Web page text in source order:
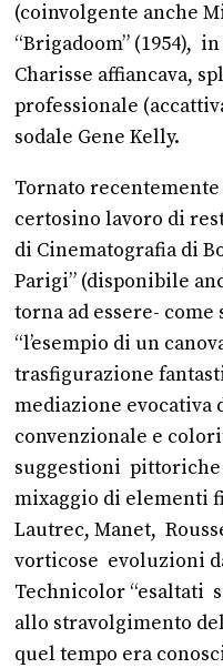
(coinvolgente anche
“Brigadoom” (1954),
Charisse affiancava,
professionale
sodale Gene Kelly.
Tornato
certosino lavoro di
di Cinematografia di
Parigi” (disponibile
torna ad essere-
“l’esempio di un
trasfigurazione
mediazione evocativa
convenzionale e
suggestioni
mixaggio di elementi
Lautrec, Manet,
vorticose evoluzioni
Technicolor “esaltati
allo stravolgimento
quel tempo era